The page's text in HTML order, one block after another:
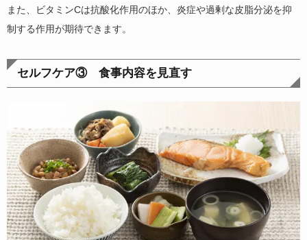
また、ビタミンCは抗酸化作用のほか、炎症や過剰な皮脂分泌を抑
制する作用が期待できます。
セルフケア③ 食事内容を見直す